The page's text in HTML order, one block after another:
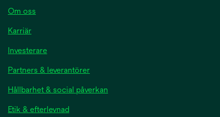
Om oss
Karriär
Investerare
Partners & leverantörer
Hållbarhet & social påverkan
Etik & efterlevnad